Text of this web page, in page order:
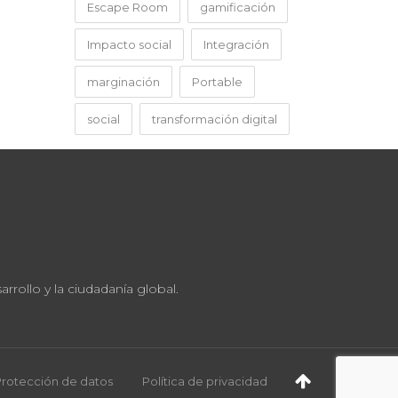
Escape Room gamificación
Impacto social Integración
marginación Portable
social transformación digital
y la ciudadanía global.
de datos Política de privacidad